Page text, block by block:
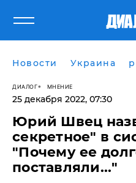
Новости Украина
ДИАЛОГ МНЕНИЕ
25 декабря 2022, 07:30
Юрий Швец
секретное" в
"Почему ее
поставляли..."